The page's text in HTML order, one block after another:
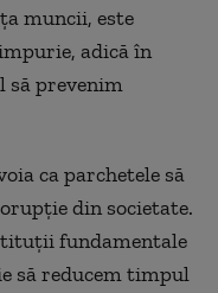
muncii, este
adică în
să prevenim
ca parchetele să
din societate.
fundamentale
să reducem timpul